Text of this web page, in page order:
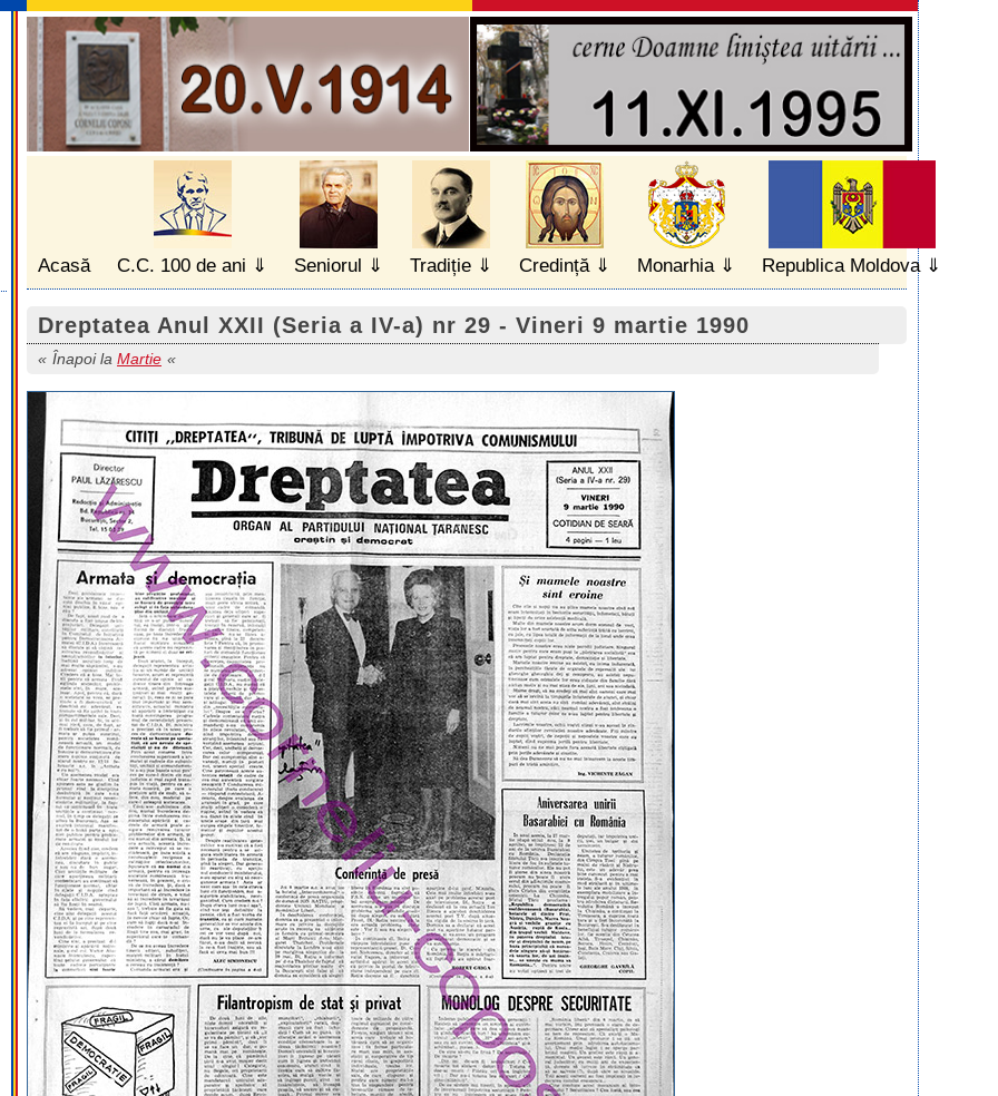
Acasă C.C. 100 de ani Seniorul Tradiție Credință Monarhia Republica Moldova
Dreptatea Anul XXII (Seria a IV-a) nr 29 - Vineri 9 martie 1990
Înapoi la Martie